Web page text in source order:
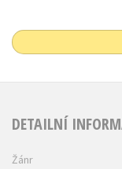
DETAILNÍ
Žánr